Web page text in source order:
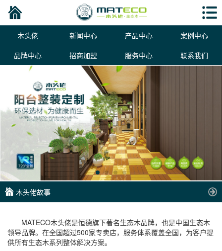
木头佬 新闻中心 产品中心
案例中心
品牌中心
招商加盟 服务中心 联系我们
木头佬故事
MATECO木头佬是恒德旗下著名生态木品牌，也是中国生态木
领导品牌。在全国超过500家专卖店，服务体系覆盖全国，为客户提
供所有生态木系列整体解决方案。